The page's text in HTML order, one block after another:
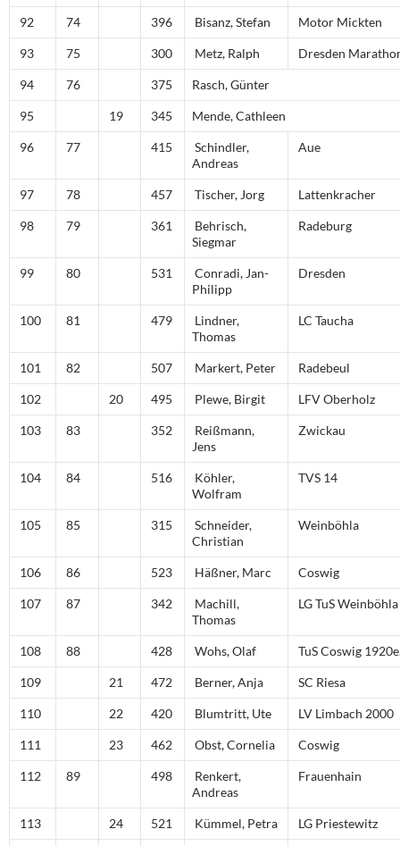
92 74 396 Bisanz, Stefan Motor Mickten
93 75 300 Metz, Ralph Dresden
94 76 375 Rasch, Günter
95 19 345 Mende, Cathleen
96 77 415
Schindler,
Andreas
Aue
97 78 457 Tischer, Jorg Lattenkracher
98 79 361
Behrisch,
Siegmar
Radeburg
99 80 531
Conradi, Jan-
Philipp
Dresden
100 81 479
Lindner,
Thomas
LC Taucha
101 82 507 Markert, Peter Radebeul
102 20 495 Plewe, Birgit LFV Oberholz
103 83 352
Reißmann,
Jens
Zwickau
104 84 516
Köhler,
Wolfram
TVS 14
105 85 315
Schneider,
Christian
Weinböhla
106 86 523 Häßner, Marc Coswig
107 87 342
Machill,
Thomas
LG TuS Weinböhla
108 88 428 Wohs, Olaf TuS Coswig
109 21 472 Berner, Anja SC Riesa
110 22 420 Blumtritt, Ute LV Limbach 2000
111 23 462 Obst, Cornelia Coswig
112 89 498
Renkert,
Andreas
Frauenhain
113 24 521 Kümmel, Petra LG Priestewitz